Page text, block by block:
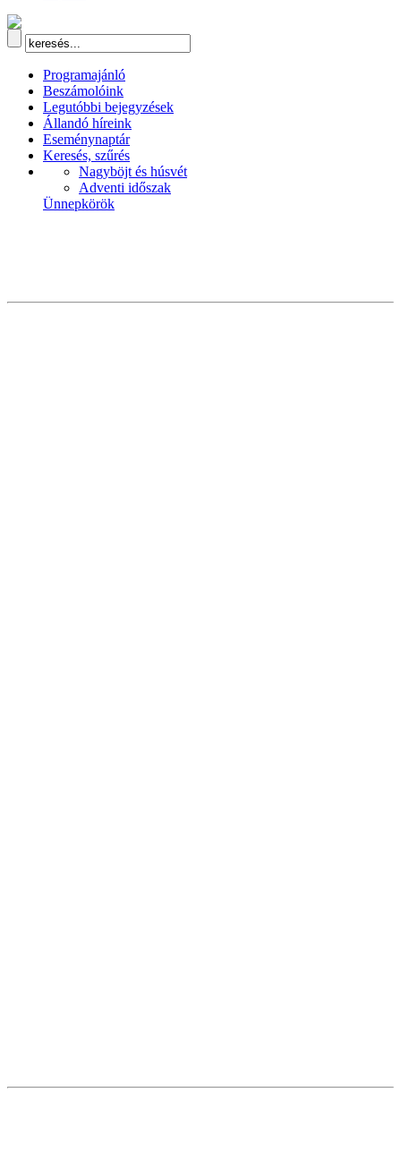
Programajánló
Beszámolóink
Legutóbbi bejegyzések
Állandó híreink
Eseménynaptár
Keresés, szűrés
Nagyböjt és húsvét
Adventi időszak
Ünnepkörök